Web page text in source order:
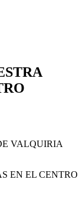
VALQUIRIA
EN EL CENTRO